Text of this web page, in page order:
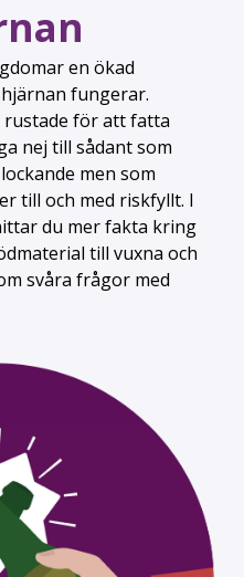
en ökad
fungerar.
för att fatta
nej till sådant som
men som
till och med riskfyllt. I
du mer fakta kring
till vuxna och
svåra frågor med